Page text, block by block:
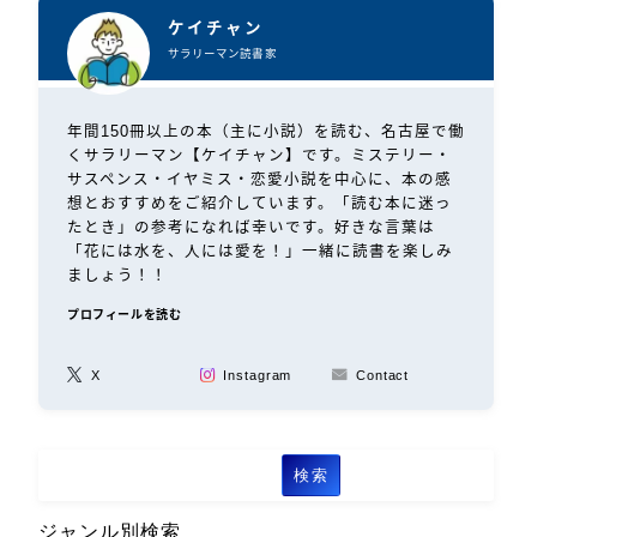
ケイチャン
サラリーマン読書家
年間150冊以上の本（主に小説）を読む、名古屋で働
くサラリーマン【ケイチャン】です。ミステリー・
サスペンス・イヤミス・恋愛小説を中心に、本の感
想とおすすめをご紹介しています。「読む本に迷っ
たとき」の参考になれば幸いです。好きな言葉は
「花には水を、人には愛を！」一緒に読書を楽しみ
ましょう！！
プロフィールを読む
X Instagram Contact
検索